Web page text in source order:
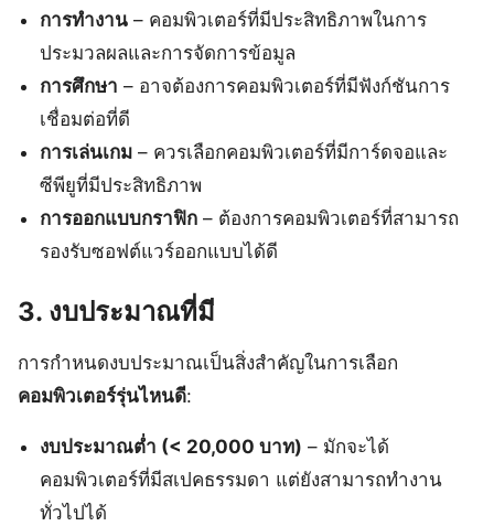
การทำงาน – คอมพิวเตอร์ที่มีประสิทธิภาพในการ
ประมวลผลและการจัดการข้อมูล
การศึกษา – อาจต้องการคอมพิวเตอร์ที่มีฟังก์ชันการ
เชื่อมต่อที่ดี
การเล่นเกม – ควรเลือกคอมพิวเตอร์ที่มีการ์ดจอและ
ซีพียูที่มีประสิทธิภาพ
การออกแบบกราฟิก – ต้องการคอมพิวเตอร์ที่สามารถ
รองรับซอฟต์แวร์ออกแบบได้ดี
3. งบประมาณที่มี
การกำหนดงบประมาณเป็นสิ่งสำคัญในการเลือก
คอมพิวเตอร์รุ่นไหนดี:
งบประมาณต่ำ (< 20,000 บาท) – มักจะได้
คอมพิวเตอร์ที่มีสเปคธรรมดา แต่ยังสามารถทำงาน
ทั่วไปได้